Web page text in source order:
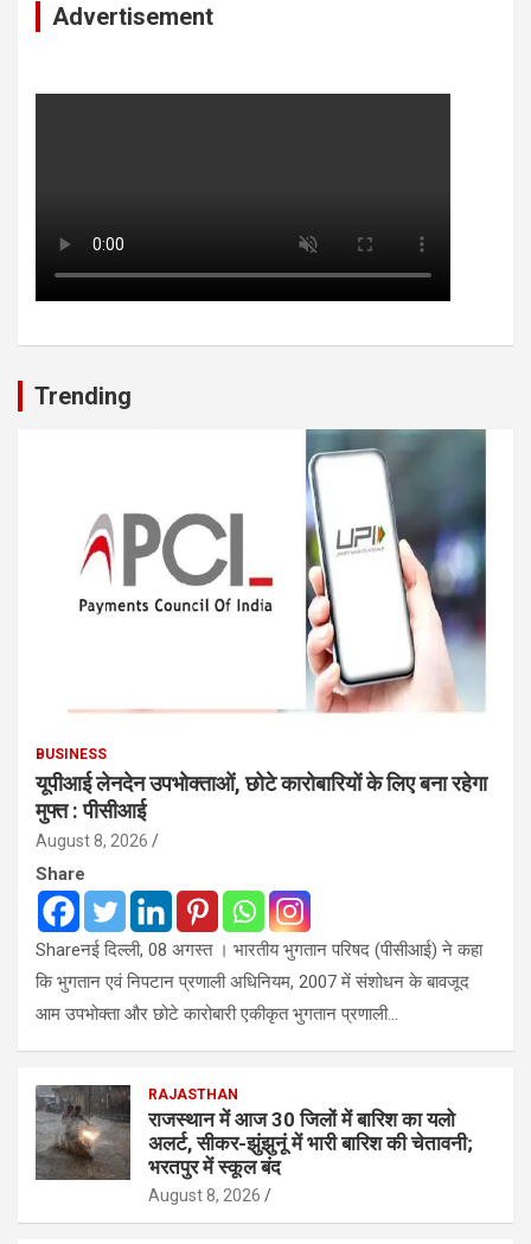
Advertisement
Trending
BUSINESS
यूपीआई लेनदेन उपभोक्ताओं, छोटे कारोबारियों के लिए बना रहेगा
मुफ्त : पीसीआई
August 8, 2026
Share
Shareनई दिल्ली, 08 अगस्त । भारतीय भुगतान परिषद (पीसीआई) ने कहा
कि भुगतान एवं निपटान प्रणाली अधिनियम, 2007 में संशोधन के बावजूद
आम उपभोक्ता और छोटे कारोबारी एकीकृत भुगतान प्रणाली…
RAJASTHAN
राजस्थान में आज 30 जिलों में बारिश का यलो
अलर्ट, सीकर-झुंझुनूं में भारी बारिश की चेतावनी;
भरतपुर में स्कूल बंद
August 8, 2026